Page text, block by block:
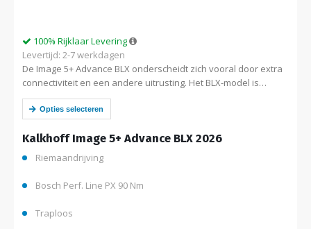
Kalkhoff Image 5+ Advance BLX 2026
100% Rijklaar Levering
Levertijd: 2-7 werkdagen
Riemaandrijving
Bosch Perf. Line PX 90 Nm
Traploos
De Image 5+ Advance BLX onderscheidt zich vooral door extra
connectiviteit en een andere uitrusting. Het BLX-model is
standaard voorzien van een geïntegreerde GPS-tracker (IoT-
module), waardoor de fiets via de…
Opties selecteren